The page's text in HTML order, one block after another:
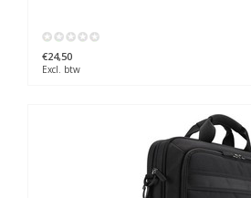
€24,50
Excl. btw